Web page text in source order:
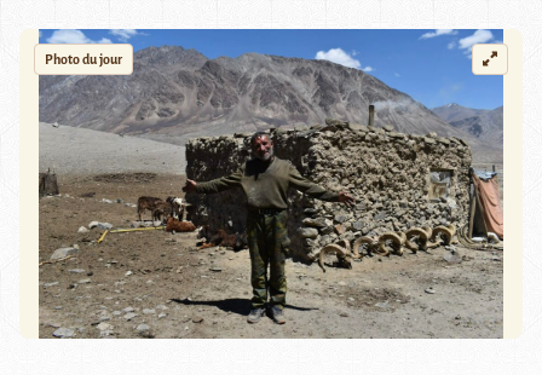
Photo du jour